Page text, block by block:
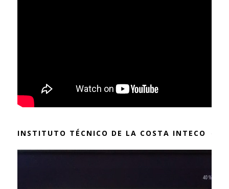
INSTITUTO TÉCNICO DE LA COSTA INTECO